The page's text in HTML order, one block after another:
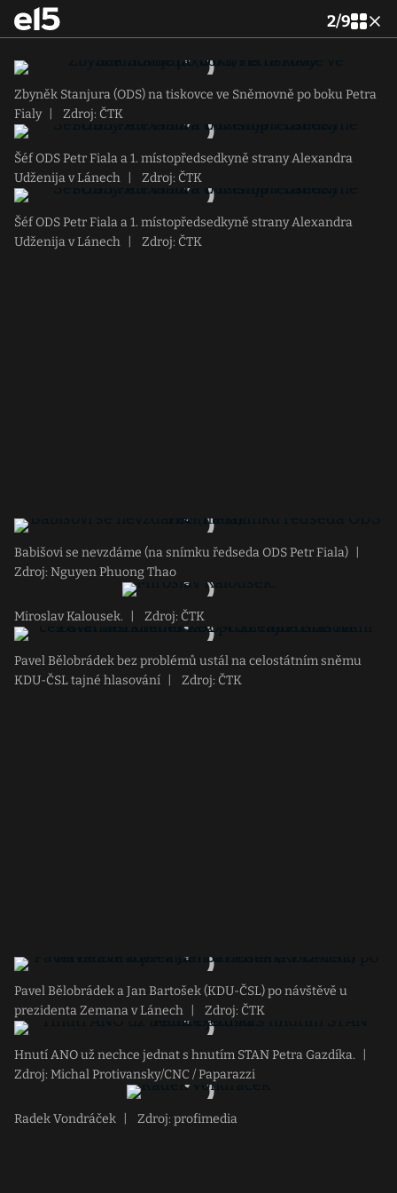
2/9
Zbyněk Stanjura (ODS) na tiskovce ve Sněmovně po boku Petra
Fialy
Zdroj: ČTK
Šéf ODS Petr Fiala a 1. místopředsedkyně strany Alexandra
Udženija v Lánech
Zdroj: ČTK
Šéf ODS Petr Fiala a 1. místopředsedkyně strany Alexandra
Udženija v Lánech
Zdroj: ČTK
Babišovi se nevzdáme (na snímku ředseda ODS Petr Fiala)
Zdroj: Nguyen Phuong Thao
Miroslav Kalousek. Zdroj: ČTK
Pavel Bělobrádek bez problémů ustál na celostátním sněmu
KDU-ČSL tajné hlasování
Zdroj: ČTK
Pavel Bělobrádek a Jan Bartošek (KDU-ČSL) po návštěvě u
prezidenta Zemana v Lánech
Zdroj: ČTK
Hnutí ANO už nechce jednat s hnutím STAN Petra Gazdíka.
Zdroj: Michal Protivansky/CNC / Paparazzi
Radek Vondráček Zdroj: profimedia